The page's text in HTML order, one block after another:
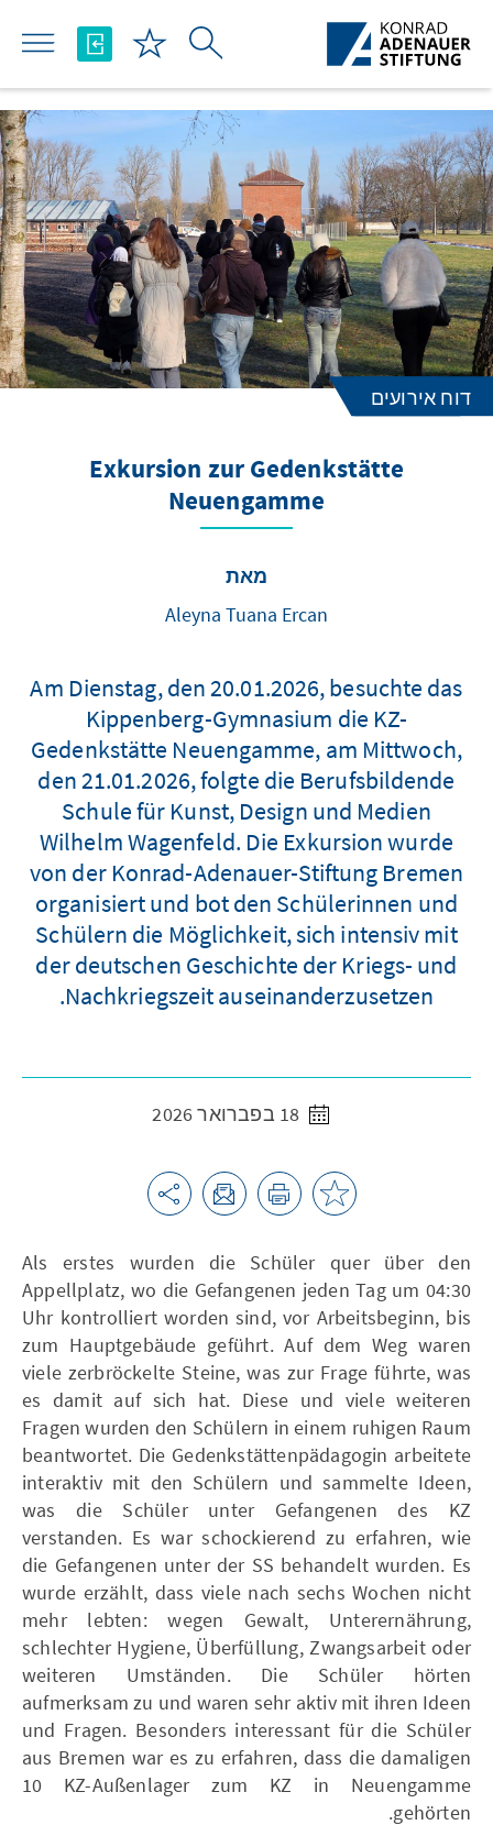
Skip to Main Content
דוח אירועים
Exkursion zur Gedenkstätte
Neuengamme
מאת
Aleyna Tuana Ercan
Am Dienstag, den 20.01.2026, besuchte das
Kippenberg-Gymnasium die KZ-
Gedenkstätte Neuengamme, am Mittwoch,
den 21.01.2026, folgte die Berufsbildende
Schule für Kunst, Design und Medien
Wilhelm Wagenfeld. Die Exkursion wurde
von der Konrad-Adenauer-Stiftung Bremen
organisiert und bot den Schülerinnen und
Schülern die Möglichkeit, sich intensiv mit
der deutschen Geschichte der Kriegs- und
Nachkriegszeit auseinanderzusetzen.
Als erstes wurden die Schüler quer über den
Appellplatz, wo die Gefangenen jeden Tag um 04:30
Uhr kontrolliert worden sind, vor Arbeitsbeginn, bis
zum Hauptgebäude geführt. Auf dem Weg waren
viele zerbröckelte Steine, was zur Frage führte, was
es damit auf sich hat. Diese und viele weiteren
Fragen wurden den Schülern in einem ruhigen Raum
beantwortet. Die Gedenkstättenpädagogin arbeitete
interaktiv mit den Schülern und sammelte Ideen,
was die Schüler unter Gefangenen des KZ
verstanden. Es war schockierend zu erfahren, wie
die Gefangenen unter der SS behandelt wurden. Es
wurde erzählt, dass viele nach sechs Wochen nicht
mehr lebten: wegen Gewalt, Unterernährung,
schlechter Hygiene, Überfüllung, Zwangsarbeit oder
weiteren Umständen. Die Schüler hörten
aufmerksam zu und waren sehr aktiv mit ihren Ideen
und Fragen. Besonders interessant für die Schüler
aus Bremen war es zu erfahren, dass die damaligen
10 KZ-Außenlager zum KZ in Neuengamme
gehörten.